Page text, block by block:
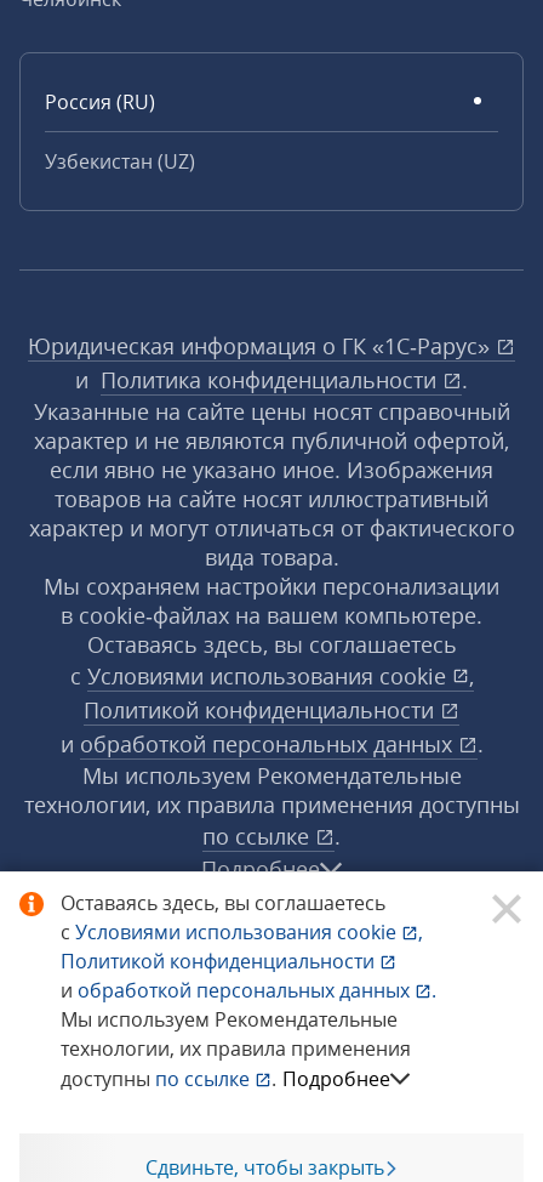
Оставаясь здесь, вы соглашаетесь
с Условиями использования cookie
,
Политикой конфиденциальности
и обработкой персональных данных
.
Мы используем Рекомендательные
технологии, их правила применения
доступны по ссылке . Подробнее
Сдвиньте, чтобы закрыть
Россия (RU)
Узбекистан (UZ)
Юридическая информация о ГК «1С‑Рарус»
и Политика конфиденциальности
.
Указанные на сайте цены носят справочный
характер и не являются публичной офертой,
если явно не указано иное. Изображения
товаров на сайте носят иллюстративный
характер и могут отличаться от фактического
вида товара.
Мы сохраняем настройки персонализации
в cookie‑файлах на вашем компьютере.
Оставаясь здесь, вы соглашаетесь
с Условиями использования cookie
,
Политикой конфиденциальности
и обработкой персональных данных
.
Мы используем Рекомендательные
технологии, их правила применения доступны
по ссылке
.
Подробнее
© 1998−2026 «1С‑Рарус» ®. Все права
защищены.
Сообщить об ошибке
Позвоните мне